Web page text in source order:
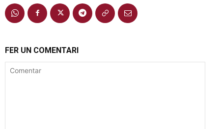
FER UN COMENTARI